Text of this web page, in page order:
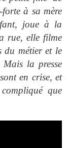
à sa mère
joue à la
rue, elle filme
du métier et le
la presse
en crise, et
que